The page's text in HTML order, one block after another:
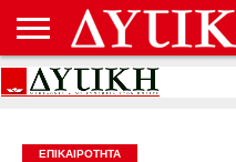
ΑΡΧΙΚΉ
ΕΠΙΚΟΙΝΩΝΊΑ
ΌΡΟΙ
ΠΡΟΣΤΑΣΊΑ
ΕΠΙΚΑΙΡΟΤΗΤΑ